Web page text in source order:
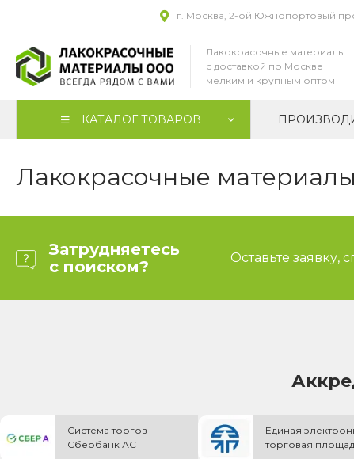
г. Москва, 2-ой Южнопортовый
Лакокрасочные материалы
с доставкой по Москве
мелким и крупным оптом
КАТАЛОГ ТОВАРОВ
Лакокрасочные
Затрудняетесь
с поиском?
Оставьте заявку,
Система торгов
Сбербанк АСТ
Единая
торговая